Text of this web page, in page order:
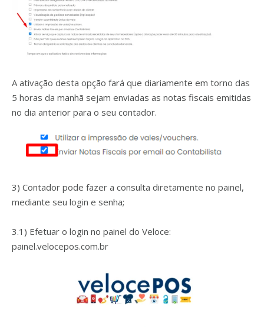
A ativação desta opção fará que diariamente em torno das
5 horas da manhã sejam enviadas as notas fiscais emitidas
no dia anterior para o seu contador.
3) Contador pode fazer a consulta diretamente no painel,
mediante seu login e senha;
3.1) Efetuar o login no painel do Veloce:
painel.velocepos.com.br